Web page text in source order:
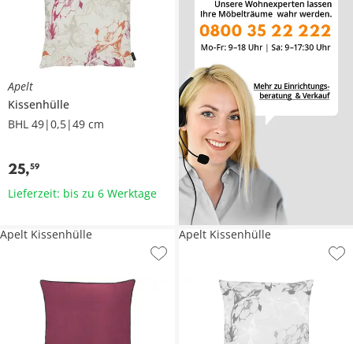
Apelt
Kissenhülle
BHL 49|0,5|49 cm
25,59
Lieferzeit: bis zu 6 Werktage
Apelt Kissenhülle Apelt Kissenhülle